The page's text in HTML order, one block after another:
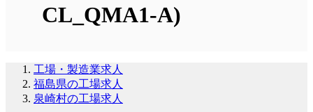
CL_QMA1-A)
工場・製造業求人
福島県の工場求人
泉崎村の工場求人